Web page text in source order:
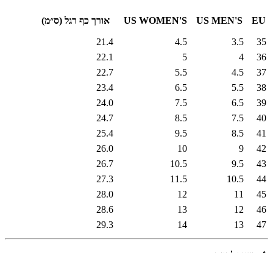
EU
US MEN'S
US WOMEN'S אורך כף רגל (ס״מ)
35
3.5
4.5
21.4
36
4
5
22.1
37
4.5
5.5
22.7
38
5.5
6.5
23.4
39
6.5
7.5
24.0
40
7.5
8.5
24.7
41
8.5
9.5
25.4
42
9
10
26.0
43
9.5
10.5
26.7
44
10.5
11.5
27.3
45
11
12
28.0
46
12
13
28.6
47
13
14
29.3